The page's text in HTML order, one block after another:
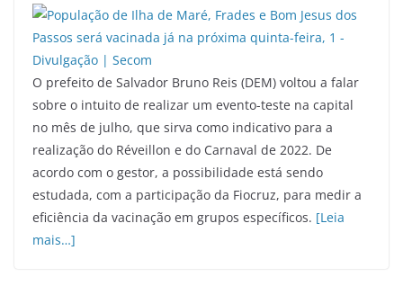
O prefeito de Salvador Bruno Reis (DEM) voltou a falar
sobre o intuito de realizar um evento-teste na capital
no mês de julho, que sirva como indicativo para a
realização do Réveillon e do Carnaval de 2022. De
acordo com o gestor, a possibilidade está sendo
estudada, com a participação da Fiocruz, para medir a
eficiência da vacinação em grupos específicos. [Leia
mais…]